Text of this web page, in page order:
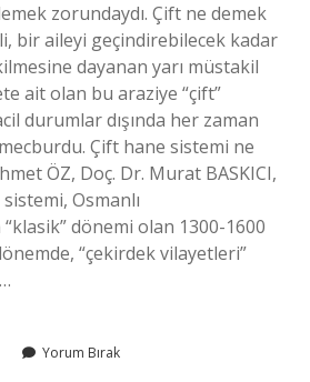
zorundaydı. Çift ne demek
bir aileyi geçindirebilecek kadar
dayanan yarı müstakil
ait olan bu araziye “çift”
durumlar dışında her zaman
Çift hane sistemi ne
ÖZ, Doç. Dr. Murat BASKICI,
Osmanlı
dönemi olan 1300-1600
“çekirdek vilayetleri”
Yorum Bırak